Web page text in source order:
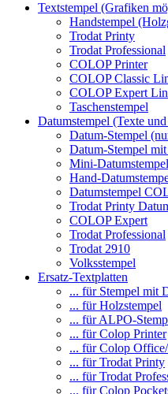
Textstempel (Grafiken
Handstempel
Trodat Printy
Trodat Professional
COLOP Printer
COLOP Classic
COLOP Expert
Taschenstempel
Datumstempel (Texte
Datum-Stempel
Datum-Stempel
Mini-Datumstempel
Hand-
Datumstempel
Trodat Printy
COLOP Expert
Trodat Professional
Trodat 2910
Volksstempel
Ersatz-Textplatten
... für Stempel mit
... für Holzstempel
... für ALPO-
... für Colop Printer
... für Colop
... für Trodat Printy
... für Trodat
... für Colop